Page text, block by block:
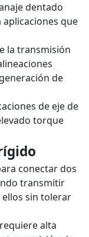
dentado
que
la transmisión
de
de eje de
torque
conectar dos
transmitir
sin tolerar
alta